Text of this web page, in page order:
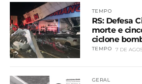
TEMPO
RS: Defesa
morte e
ciclone
TEMPO 7 DE
GERAL